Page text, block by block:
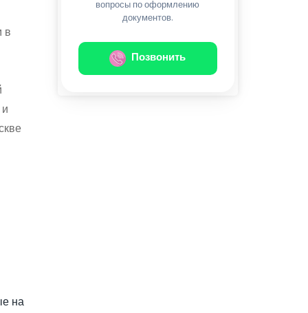
в
на
вопросы по оформлению
документов.
Позвонить